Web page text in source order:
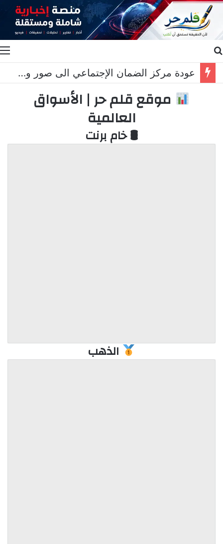
عودة مركز الضمان الإجتماعي الى صور وخريس المناطق التجريبية مزحة
موقع قلم حر | الأسواق
العالمية
🛢 خام برنت
الذهب